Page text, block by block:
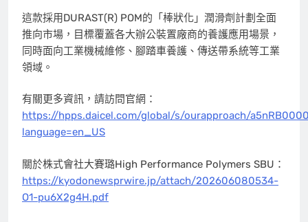
這款採用DURAST(R) POM的「棒狀化」潤滑劑計劃全面
推向市場，目標覆蓋各大辦公裝置廠商的養護應用場景，
同時面向工業機械維修、腳踏車養護、傳送帶系統等工業
領域。
有關更多資訊，請訪問官網：
https://hpps.daicel.com/global/s/ourapproach/
language=en_US
關於株式會社大賽璐High Performance Polymers SBU：
https://kyodonewsprwire.jp/attach/202606080534-
O1-pu6X2g4H.pdf